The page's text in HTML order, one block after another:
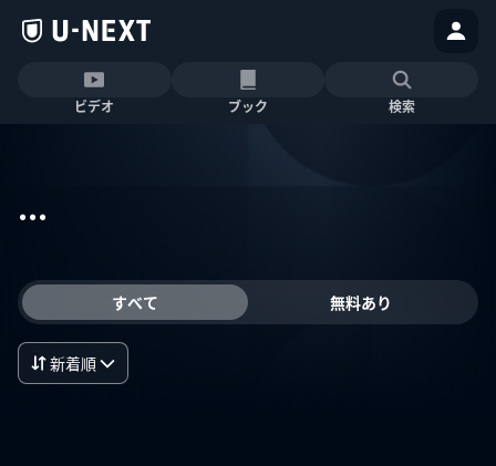
ビデオ ブック 検索
...
すべて 無料あり
新着順